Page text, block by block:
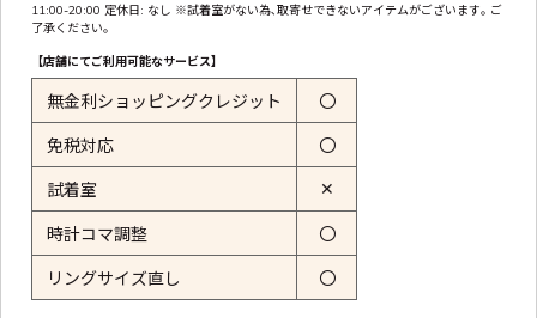
11:00-20:00 定休日: なし ※試着室がない為､取寄せできないアイテムがございます｡ ご
了承ください｡
【店舗にてご利用可能なサービス】
無金利ショッピングクレジット 〇
免税対応 〇
試着室 ✕
時計コマ調整 〇
リングサイズ直し 〇